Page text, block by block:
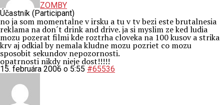
ZOMBY
Účastník (Participant)
no ja som momentalne v irsku a tu v tv bezi este brutalnesia
reklama na don´t drink and drive. ja si myslim ze ked ludia
mozu pozerat filmi kde roztrha cloveka na 100 kusov a strika
krv aj odkial by nemala kludne mozu pozriet co mozu
sposobit sekundov nepozornosti.
opatrnosti nikdy nieje dost!!!!!
15. februára 2006 o 5:55 #65536